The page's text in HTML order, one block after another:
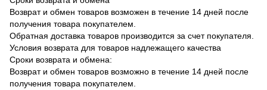
Возврат и обмен товаров возможен в течение 14 дней после
получения товара покупателем.
Обратная доставка товаров производится за счет покупателя.
Условия возврата для товаров надлежащего качества
Сроки возврата и обмена:
Возврат и обмен товаров возможно в течение 14 дней после
получения товара покупателем.